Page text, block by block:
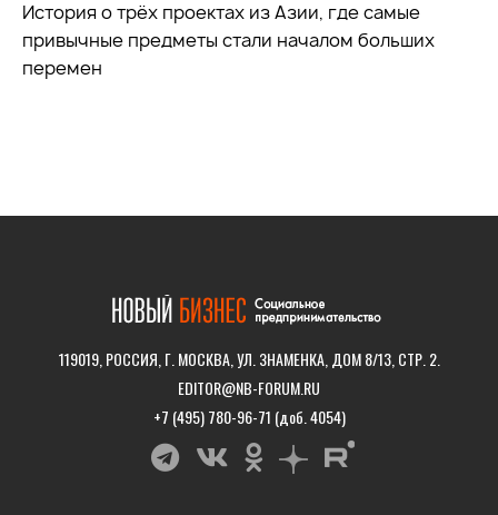
История о трёх проектах из Азии, где самые
привычные предметы стали началом больших
перемен
119019, РОССИЯ, Г. МОСКВА, УЛ. ЗНАМЕНКА, ДОМ 8/13, СТР. 2.
EDITOR@NB-FORUM.RU
+7 (495) 780-96-71 (доб. 4054)